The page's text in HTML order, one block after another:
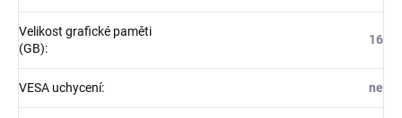
Velikost grafické paměti
(GB):
16
VESA uchycení: ne